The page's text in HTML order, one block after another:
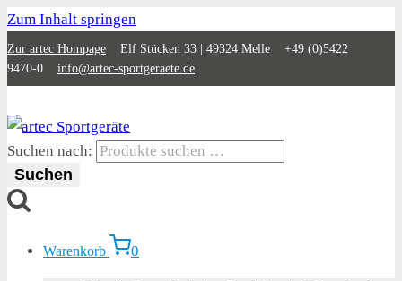
Zum Inhalt springen
Zur artec Hompage Elf Stücken 33 | 49324 Melle +49 (0)5422
9470-0 info@artec-sportgeraete.de
Suchen nach:
Suchen
Warenkorb 0